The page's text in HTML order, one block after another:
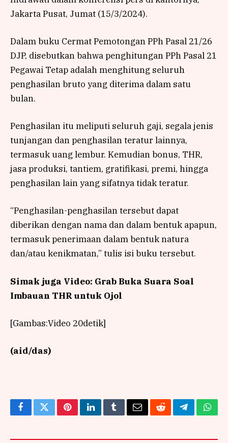
Jakarta Pusat, Jumat (15/3/2024).
Dalam buku Cermat Pemotongan PPh Pasal 21/26
DJP, disebutkan bahwa penghitungan PPh Pasal 21
Pegawai Tetap adalah menghitung seluruh
penghasilan bruto yang diterima dalam satu
bulan.
Penghasilan itu meliputi seluruh gaji, segala jenis
tunjangan dan penghasilan teratur lainnya,
termasuk uang lembur. Kemudian bonus, THR,
jasa produksi, tantiem, gratifikasi, premi, hingga
penghasilan lain yang sifatnya tidak teratur.
“Penghasilan-penghasilan tersebut dapat
diberikan dengan nama dan dalam bentuk apapun,
termasuk penerimaan dalam bentuk natura
dan/atau kenikmatan,” tulis isi buku tersebut.
Simak juga Video: Grab Buka Suara Soal
Imbauan THR untuk Ojol
[Gambas:Video 20detik]
(aid/das)
FacebookTwitterPinterestLinkedInTumblrEmailRedditTelegram